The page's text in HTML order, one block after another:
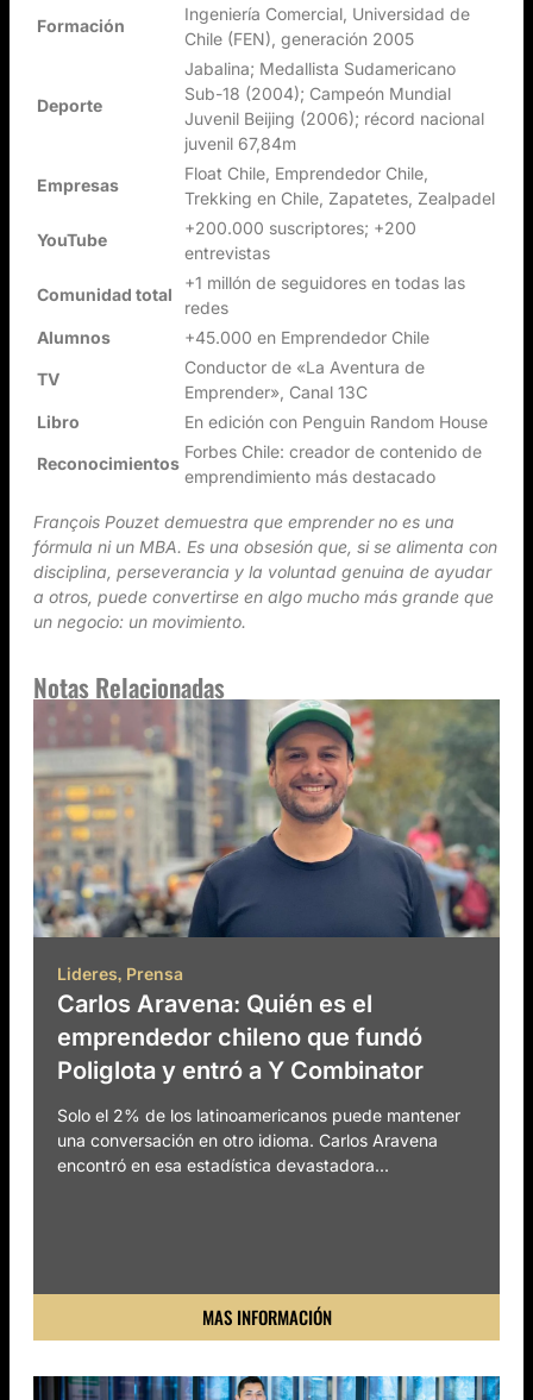
Formación
Ingeniería Comercial, Universidad de
Chile (FEN), generación 2005
Deporte
Jabalina; Medallista Sudamericano
Sub-18 (2004); Campeón Mundial
Juvenil Beijing (2006); récord nacional
juvenil 67,84m
Empresas
Float Chile, Emprendedor Chile,
Trekking en Chile, Zapatetes, Zealpadel
YouTube
+200.000 suscriptores; +200
entrevistas
Comunidad total
+1 millón de seguidores en todas las
redes
Alumnos
+45.000 en Emprendedor Chile
TV
Conductor de «La Aventura de
Emprender», Canal 13C
Libro
En edición con Penguin Random House
Reconocimientos
Forbes Chile: creador de contenido de
emprendimiento más destacado
François Pouzet demuestra que emprender no es una
fórmula ni un MBA. Es una obsesión que, si se alimenta con
disciplina, perseverancia y la voluntad genuina de ayudar
a otros, puede convertirse en algo mucho más grande que
un negocio: un movimiento.
Notas Relacionadas
Lideres, Prensa
Carlos Aravena: Quién es el
emprendedor chileno que fundó
Poliglota y entró a Y Combinator
Solo el 2% de los latinoamericanos puede mantener
una conversación en otro idioma. Carlos Aravena
encontró en esa estadística devastadora...
MAS INFORMACIÓN